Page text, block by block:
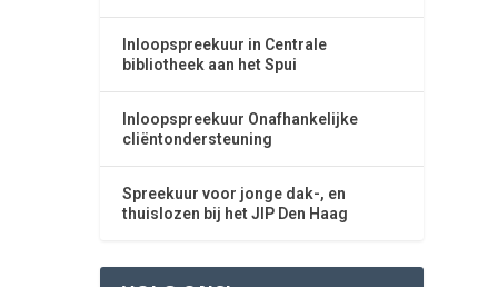
Inloopspreekuur in Centrale
bibliotheek aan het Spui
Inloopspreekuur Onafhankelijke
cliëntondersteuning
Spreekuur voor jonge dak-, en
thuislozen bij het JIP Den Haag